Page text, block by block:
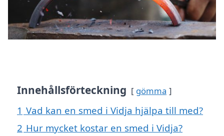
Innehållsförteckning gömma
1 Vad kan en smed i Vidja hjälpa till med?
2 Hur mycket kostar en smed i Vidja?